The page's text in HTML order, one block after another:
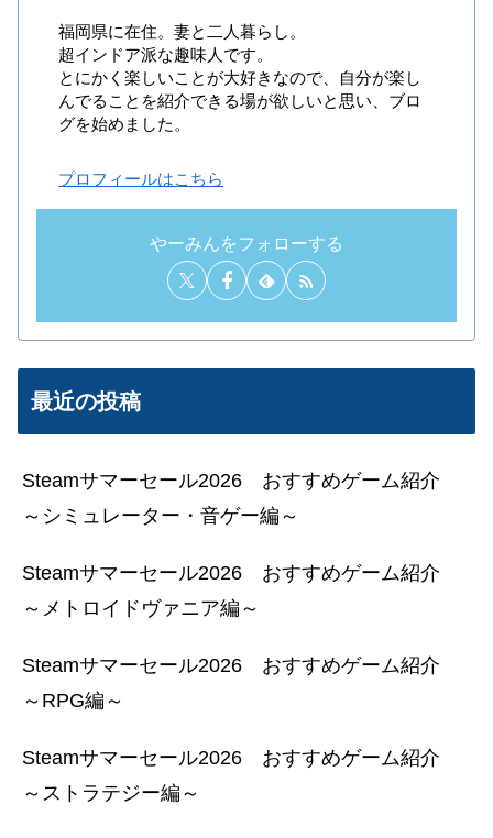
福岡県に在住。妻と二人暮らし。
超インドア派な趣味人です。
とにかく楽しいことが大好きなので、自分が楽し
んでることを紹介できる場が欲しいと思い、ブロ
グを始めました。
プロフィールはこちら
やーみんをフォローする
最近の投稿
Steamサマーセール2026 おすすめゲーム紹介
～シミュレーター・音ゲー編～
Steamサマーセール2026 おすすめゲーム紹介
～メトロイドヴァニア編～
Steamサマーセール2026 おすすめゲーム紹介
～RPG編～
Steamサマーセール2026 おすすめゲーム紹介
～ストラテジー編～